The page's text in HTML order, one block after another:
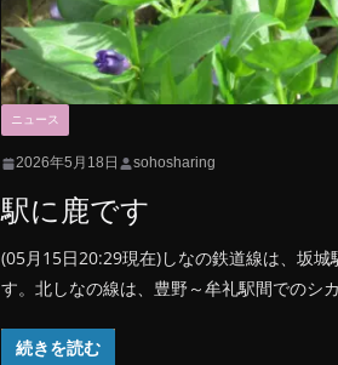
ニュース
2026年5月18日 sohosharing
駅に鹿です
(05月15日20:29現在)しなの鉄道線は、坂
す。北しなの線は、豊野～牟礼駅間でのシ
続きを読む